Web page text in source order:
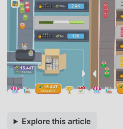
Explore this article